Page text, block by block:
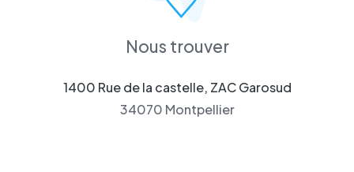
Nous trouver
1400 Rue de la castelle, ZAC Garosud
34070 Montpellier